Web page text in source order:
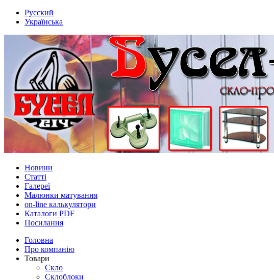
Русский
Українська
Новини
Статті
Галереї
Малюнки матування
on-line калькулятори
Каталоги PDF
Посилання
Головна
Про компанію
Товари
Скло
Склоблоки